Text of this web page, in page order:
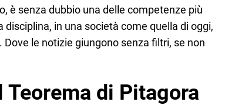
è senza dubbio una delle competenze più
in una società come quella di oggi,
le notizie giungono senza filtri, se non
di Pitagora